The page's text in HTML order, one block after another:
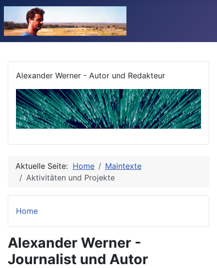
Alexander Werner - Autor und Redakteur
Aktuelle Seite: Home
Maintexte
Aktivitäten und Projekte
Home
Alexander Werner -
Journalist und Autor